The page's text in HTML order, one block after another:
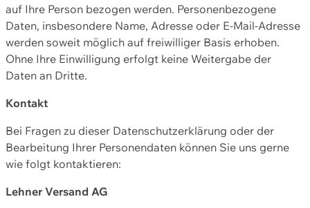
auf Ihre Person bezogen werden. Personenbezogene
Daten, insbesondere Name, Adresse oder E-Mail-Adresse
werden soweit möglich auf freiwilliger Basis erhoben.
Ohne Ihre Einwilligung erfolgt keine Weitergabe der
Daten an Dritte.
Kontakt
Bei Fragen zu dieser Datenschutzerklärung oder der
Bearbeitung Ihrer Personendaten können Sie uns gerne
wie folgt kontaktieren:
Lehner Versand AG